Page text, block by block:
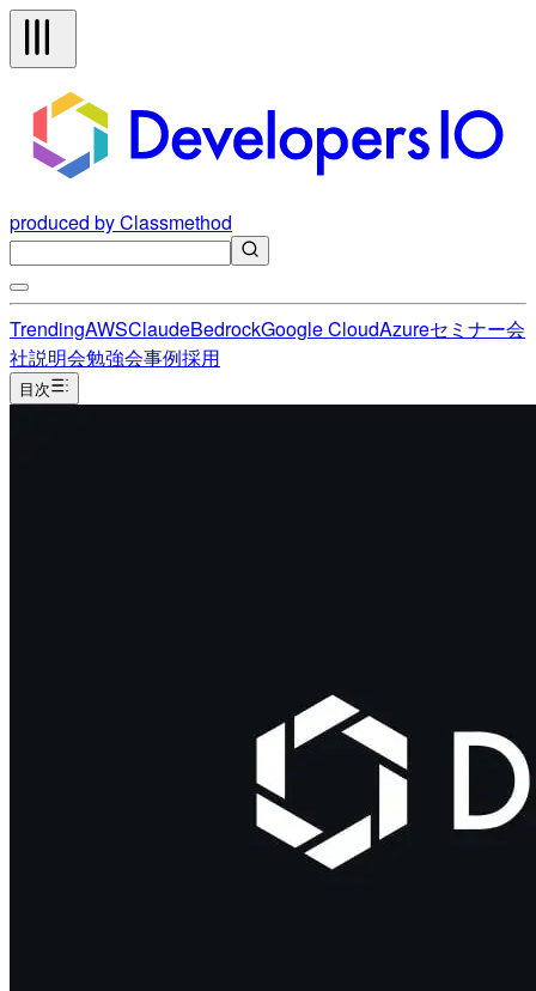
produced by Classmethod
TrendingAWSClaudeBedrockGoogle CloudAzureセミナー会
社説明会勉強会事例採用
目次